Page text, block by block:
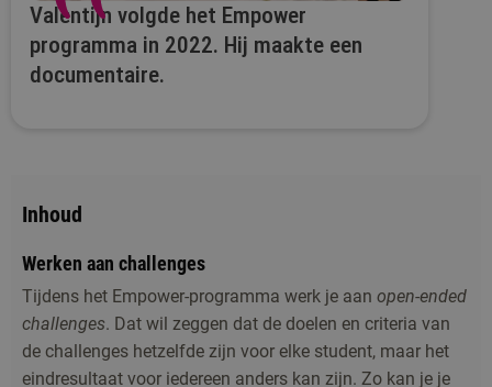
Valentijn volgde het Empower
programma in 2022. Hij maakte een
documentaire.
Inhoud
Werken aan challenges
Tijdens het Empower-programma werk je aan open-ended
challenges. Dat wil zeggen dat de doelen en criteria van
de challenges hetzelfde zijn voor elke student, maar het
eindresultaat voor iedereen anders kan zijn. Zo kan je je